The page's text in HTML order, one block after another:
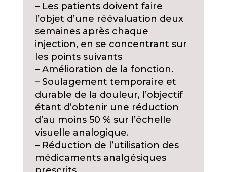
– Les patients doivent faire
l’objet d’une réévaluation deux
semaines après chaque
injection, en se concentrant sur
les points suivants
– Amélioration de la fonction.
– Soulagement temporaire et
durable de la douleur, l’objectif
étant d’obtenir une réduction
d’au moins 50 % sur l’échelle
visuelle analogique.
– Réduction de l’utilisation des
médicaments analgésiques